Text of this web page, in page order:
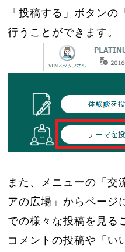
「投稿する」ボタン
行うことができます。
また、メニューの「交
アの広場」からページ
での様々な投稿を見る
コメントの投稿や「い